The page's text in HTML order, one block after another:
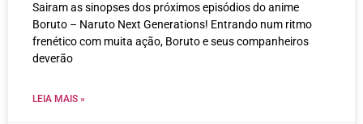
Sairam as sinopses dos próximos episódios do anime
Boruto – Naruto Next Generations! Entrando num ritmo
frenético com muita ação, Boruto e seus companheiros
deverão
LEIA MAIS »